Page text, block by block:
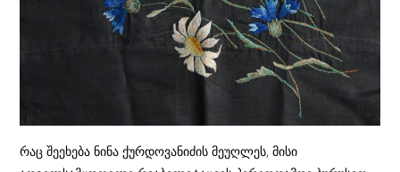
რაც შეეხება ნინა ქურდოვანიძის მეუღლეს, მისი